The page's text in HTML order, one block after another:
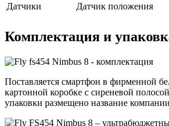
Датчики
Датчик положения
Комплектация и
Поставляется смартфон в фирменной
картонной коробке с сиреневой
упаковки размещено название